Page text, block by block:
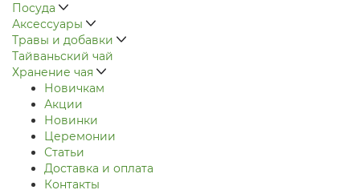
Посуда
Аксессуары
Травы и добавки
Тайваньский чай
Хранение чая
Новичкам
Акции
Новинки
Церемонии
Статьи
Доставка и оплата
Контакты